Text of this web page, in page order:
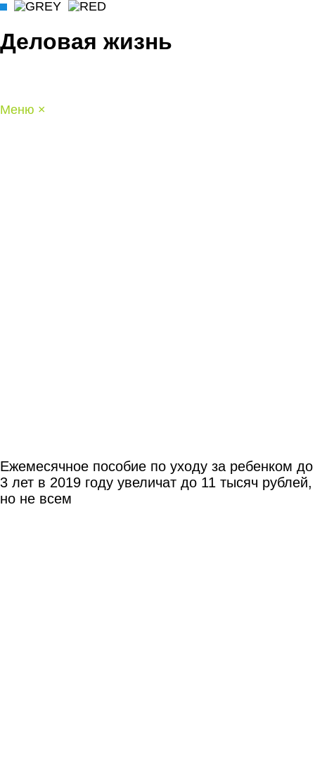
Деловая жизнь
Меню ×
Ежемесячное пособие по уходу за ребенком до
3 лет в 2019 году увеличат до 11 тысяч рублей,
но не всем